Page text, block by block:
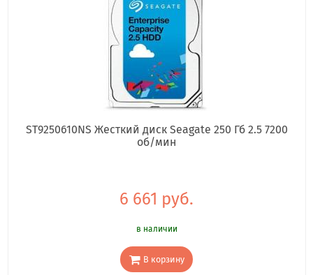
ST9250610NS Жесткий диск Seagate 250 Гб 2.5 7200
об/мин
6 661 руб.
в наличии
В корзину